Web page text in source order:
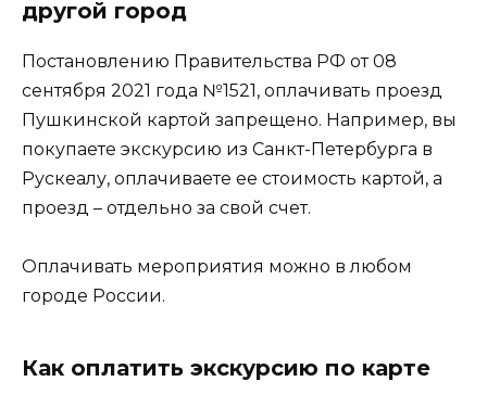
другой город
Постановлению Правительства РФ от 08
сентября 2021 года №1521, оплачивать проезд
Пушкинской картой запрещено. Например, вы
покупаете экскурсию из Санкт-Петербурга в
Рускеалу, оплачиваете ее стоимость картой, а
проезд – отдельно за свой счет.
Оплачивать мероприятия можно в любом
городе России.
Как оплатить экскурсию по карте